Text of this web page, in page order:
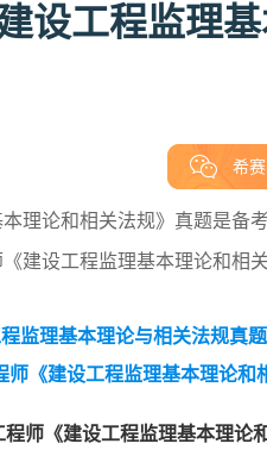
设工程监理
希
理论和相关法规》真题是备
建设工程监理基本理论和相
监理基本理论与相关法规真题
师《建设工程监理基本理论和
程师《建设工程监理基本理论